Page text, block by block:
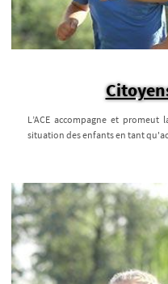
L’ACE accompagne et
situation des enfants en tant